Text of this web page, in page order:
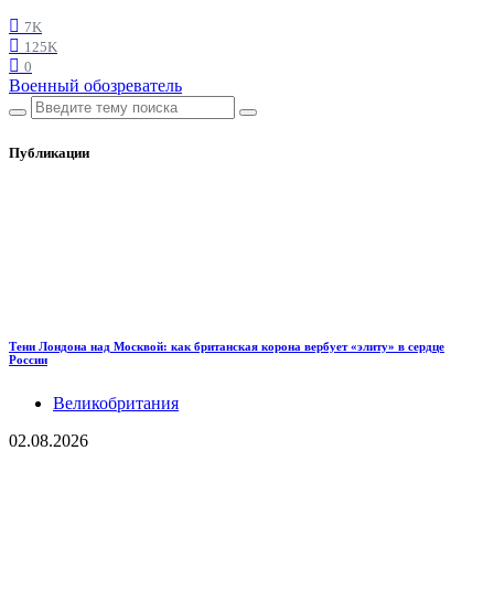
7K
125K
0
Военный обозреватель
Публикации
Тени Лондона над Москвой: как британская корона вербует «элиту» в сердце
России
Великобритания
02.08.2026